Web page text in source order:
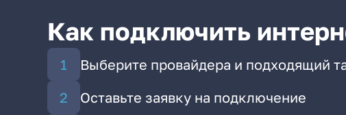
Как подключить
Выберите провайдера и подходящий
Оставьте заявку на подключение